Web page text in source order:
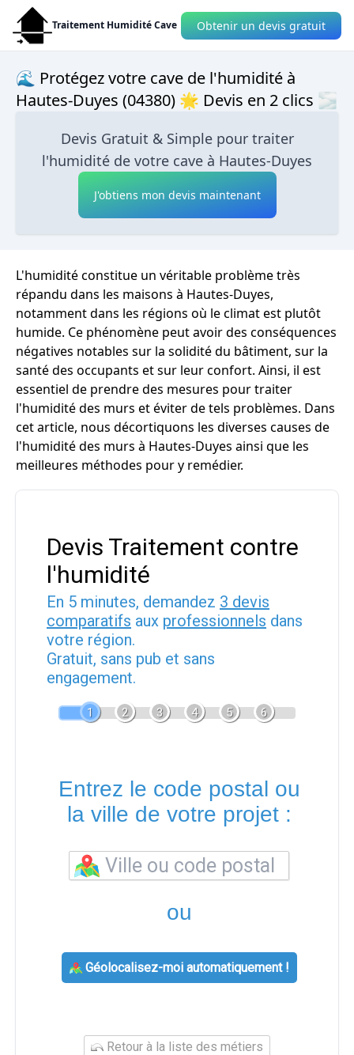
Traitement Humidité Cave Obtenir un devis gratuit
🌊 Protégez votre cave de l'humidité à
Hautes-Duyes (04380) 🌟 Devis en 2 clics 🌫
Devis Gratuit & Simple pour traiter
l'humidité de votre cave à Hautes-Duyes
J'obtiens mon devis maintenant
L'humidité constitue un véritable problème très
répandu dans les maisons à Hautes-Duyes,
notamment dans les régions où le climat est plutôt
humide. Ce phénomène peut avoir des conséquences
négatives notables sur la solidité du bâtiment, sur la
santé des occupants et sur leur confort. Ainsi, il est
essentiel de prendre des mesures pour traiter
l'humidité des murs et éviter de tels problèmes. Dans
cet article, nous décortiquons les diverses causes de
l'humidité des murs à Hautes-Duyes ainsi que les
meilleures méthodes pour y remédier.
Devis Traitement contre
l'humidité
En 5 minutes, demandez 3 devis
comparatifs aux professionnels dans
votre région.
Gratuit, sans pub et sans
engagement.
1 2 3 4 5 6
Entrez le code postal ou
la ville de votre projet :
ou
Géolocalisez-moi automatiquement !
Retour à la liste des métiers